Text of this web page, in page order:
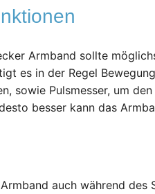
Armband sollte
es in der Regel
sowie Pulsmesser, um
besser kann das
auch während des